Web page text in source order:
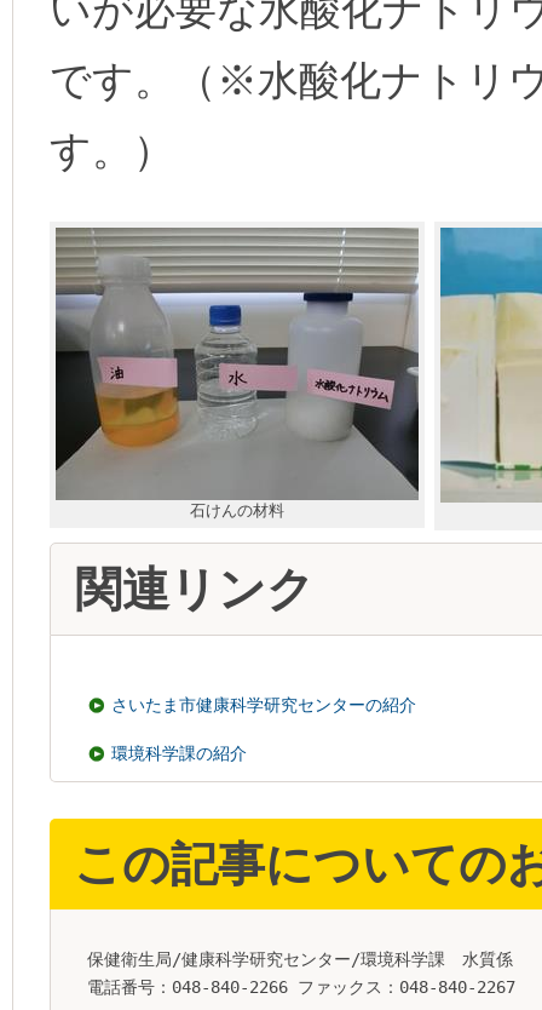
いが必要な水酸化ナトリ
です。（※水酸化ナトリ
す。）
石けんの材料
関連リンク
さいたま市健康科学研究センターの紹介
環境科学課の紹介
この記事についての
保健衛生局/健康科学研究センター/環境科学課 水質係
電話番号：048-840-2266 ファックス：048-840-2267